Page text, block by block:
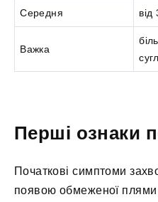
Середня
Важка
Перші ознаки
Початкові симптоми
появою обмеженої плями